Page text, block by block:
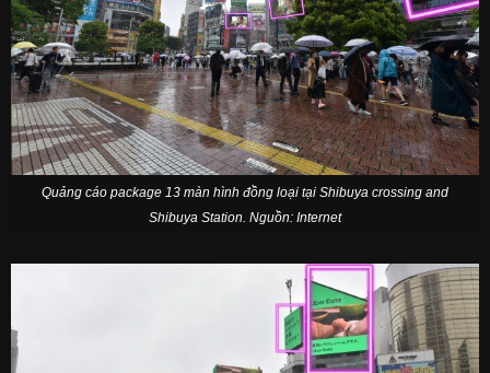
Quảng cáo package 13 màn hình đồng loại tại Shibuya crossing and
Shibuya Station. Nguồn: Internet